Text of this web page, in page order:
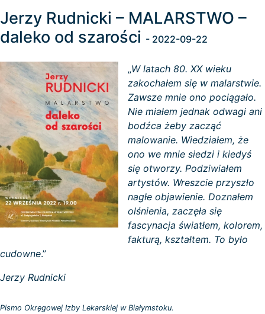
Loading...
Jerzy Rudnicki – MALARSTWO –
daleko od szarości - 2022-09-22
„W latach 80. XX wieku
zakochałem się w malarstwie.
Zawsze mnie ono pociągało.
Nie miałem jednak odwagi ani
bodźca żeby zacząć
malowanie. Wiedziałem, że
ono we mnie siedzi i kiedyś
się otworzy. Podziwiałem
artystów. Wreszcie przyszło
nagłe objawienie. Doznałem
olśnienia, zaczęła się
fascynacja światłem, kolorem,
fakturą, kształtem. To było
cudowne.”
Jerzy Rudnicki
Pismo Okręgowej Izby Lekarskiej w Białymstoku.